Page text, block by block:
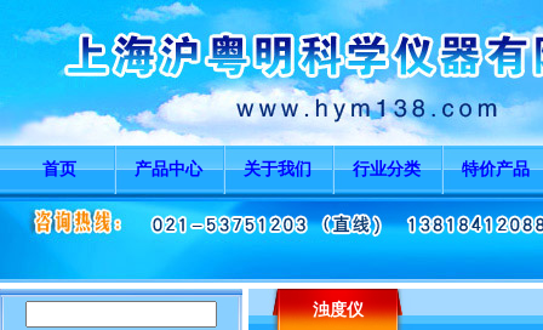
首页 产品中心 关于我们 行业分类 特价产品
浊度仪